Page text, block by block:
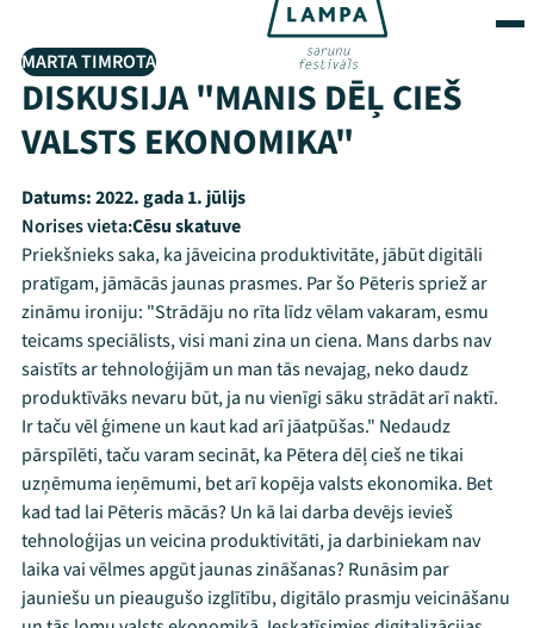
MARTA TIMROTA
DISKUSIJA "MANIS DĒĻ CIEŠ
VALSTS EKONOMIKA"
Datums:2022. gada 1. jūlijs
Norises vieta:Cēsu skatuve
Priekšnieks saka, ka jāveicina produktivitāte, jābūt digitāli
pratīgam, jāmācās jaunas prasmes. Par šo Pēteris spriež ar
zināmu ironiju: "Strādāju no rīta līdz vēlam vakaram, esmu
teicams speciālists, visi mani zina un ciena. Mans darbs nav
saistīts ar tehnoloģijām un man tās nevajag, neko daudz
produktīvāks nevaru būt, ja nu vienīgi sāku strādāt arī naktī.
Ir taču vēl ģimene un kaut kad arī jāatpūšas." Nedaudz
pārspīlēti, taču varam secināt, ka Pētera dēļ cieš ne tikai
uzņēmuma ieņēmumi, bet arī kopēja valsts ekonomika. Bet
kad tad lai Pēteris mācās? Un kā lai darba devējs ievieš
tehnoloģijas un veicina produktivitāti, ja darbiniekam nav
laika vai vēlmes apgūt jaunas zināšanas? Runāsim par
jauniešu un pieaugušo izglītību, digitālo prasmju veicināšanu